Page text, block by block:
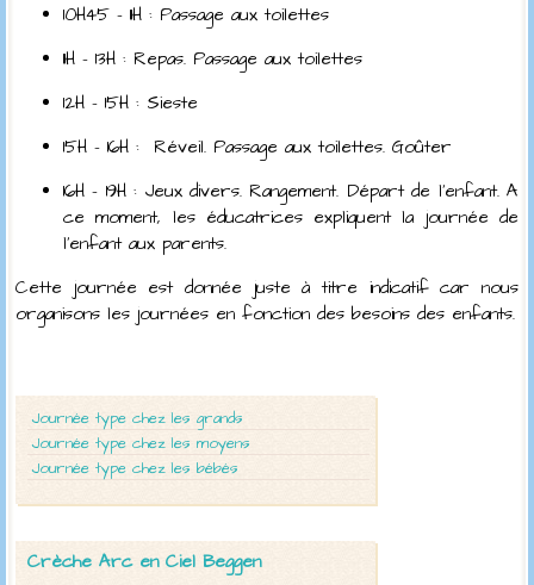
10H45 – 11H : Passage aux toilettes
11H – 13H : Repas. Passage aux toilettes
12H – 15H : Sieste
15H – 16H : Réveil. Passage aux toilettes. Goûter
16H – 19H : Jeux divers. Rangement. Départ de l’enfant. A
ce moment, les éducatrices expliquent la journée de
l’enfant aux parents.
Cette journée est donnée juste à titre indicatif car nous
organisons les journées en fonction des besoins des enfants.
Journée type chez les grands
Journée type chez les moyens
Journée type chez les bébés
Crèche Arc en Ciel Beggen